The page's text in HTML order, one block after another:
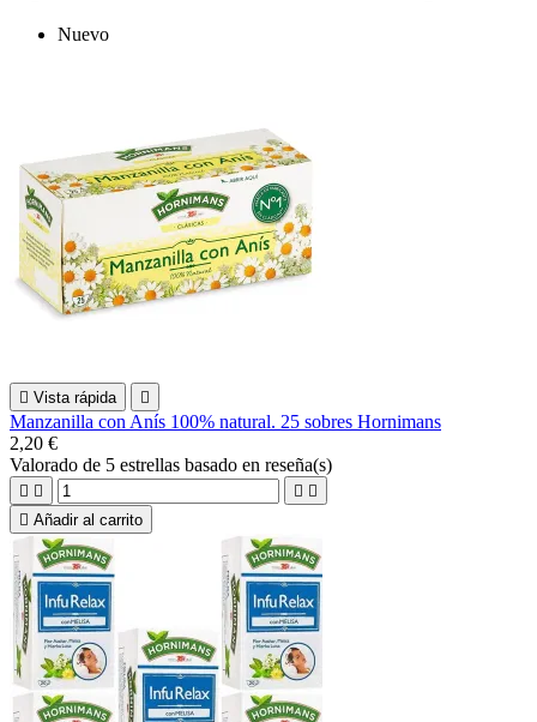
Nuevo
 Vista rápida 
Manzanilla con Anís 100% natural. 25 sobres Hornimans
2,20 €
Valorado de 5 estrellas basado en reseña(s)
   
 Añadir al carrito